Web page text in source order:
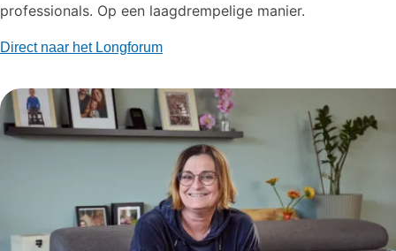
professionals.​ Op een laagdrempelige manier.
Direct naar het Longforum